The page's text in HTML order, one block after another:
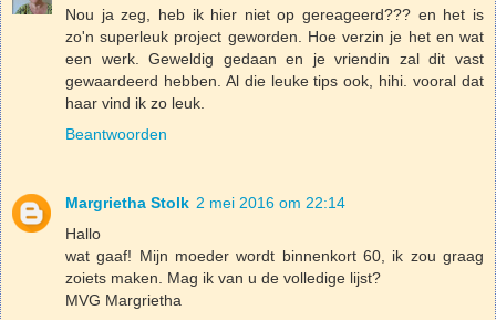
Nou ja zeg, heb ik hier niet op gereageerd??? en het is
zo'n superleuk project geworden. Hoe verzin je het en wat
een werk. Geweldig gedaan en je vriendin zal dit vast
gewaardeerd hebben. Al die leuke tips ook, hihi. vooral dat
haar vind ik zo leuk.
Beantwoorden
Margrietha Stolk 2 mei 2016 om 22:14
Hallo
wat gaaf! Mijn moeder wordt binnenkort 60, ik zou graag
zoiets maken. Mag ik van u de volledige lijst?
MVG Margrietha